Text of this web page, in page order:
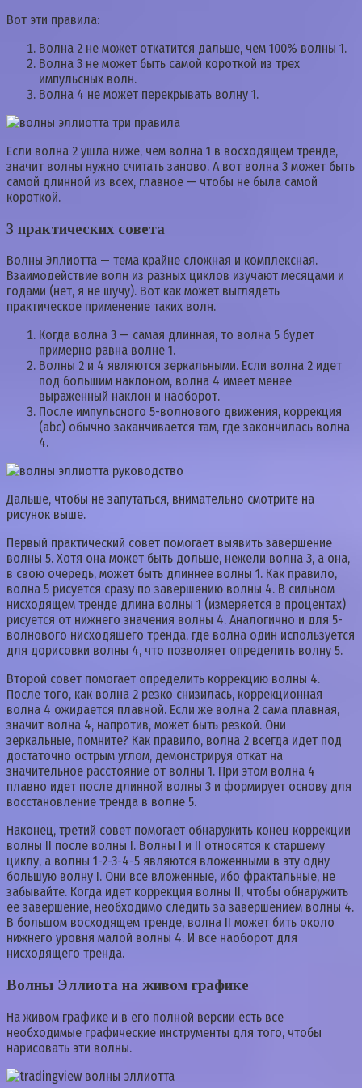
Вот эти правила:
Волна 2 не может откатится дальше, чем 100% волны 1.
Волна 3 не может быть самой короткой из трех
импульсных волн.
Волна 4 не может перекрывать волну 1.
Если волна 2 ушла ниже, чем волна 1 в восходящем тренде,
значит волны нужно считать заново. А вот волна 3 может быть
самой длинной из всех, главное — чтобы не была самой
короткой.
3 практических совета
Волны Эллиотта — тема крайне сложная и комплексная.
Взаимодействие волн из разных циклов изучают месяцами и
годами (нет, я не шучу). Вот как может выглядеть
практическое применение таких волн.
Когда волна 3 — самая длинная, то волна 5 будет
примерно равна волне 1.
Волны 2 и 4 являются зеркальными. Если волна 2 идет
под большим наклоном, волна 4 имеет менее
выраженный наклон и наоборот.
После импульсного 5-волнового движения, коррекция
(abc) обычно заканчивается там, где закончилась волна
4.
Дальше, чтобы не запутаться, внимательно смотрите на
рисунок выше.
Первый практический совет помогает выявить завершение
волны 5. Хотя она может быть дольше, нежели волна 3, а она,
в свою очередь, может быть длиннее волны 1. Как правило,
волна 5 рисуется сразу по завершению волны 4. В сильном
нисходящем тренде длина волны 1 (измеряется в процентах)
рисуется от нижнего значения волны 4. Аналогично и для 5-
волнового нисходящего тренда, где волна один используется
для дорисовки волны 4, что позволяет определить волну 5.
Второй совет помогает определить коррекцию волны 4.
После того, как волна 2 резко снизилась, коррекционная
волна 4 ожидается плавной. Если же волна 2 сама плавная,
значит волна 4, напротив, может быть резкой. Они
зеркальные, помните? Как правило, волна 2 всегда идет под
достаточно острым углом, демонстрируя откат на
значительное расстояние от волны 1. При этом волна 4
плавно идет после длинной волны 3 и формирует основу для
восстановление тренда в волне 5.
Наконец, третий совет помогает обнаружить конец коррекции
волны II после волны I. Волны I и II относятся к старшему
циклу, а волны 1-2-3-4-5 являются вложенными в эту одну
большую волну I. Они все вложенные, ибо фрактальные, не
забывайте. Когда идет коррекция волны II, чтобы обнаружить
ее завершение, необходимо следить за завершением волны 4.
В большом восходящем тренде, волна II может бить около
нижнего уровня малой волны 4. И все наоборот для
нисходящего тренда.
Волны Эллиота на живом графике
На живом графике и в его полной версии есть все
необходимые графические инструменты для того, чтобы
нарисовать эти волны.